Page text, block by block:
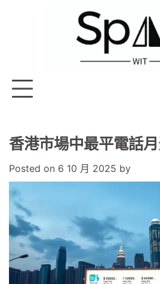
香港市場中最平電話
Posted on 6 10 月 2025 by